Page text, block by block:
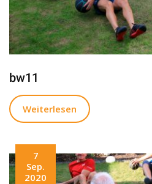
bw11
Weiterlesen
7
Sep.
2020